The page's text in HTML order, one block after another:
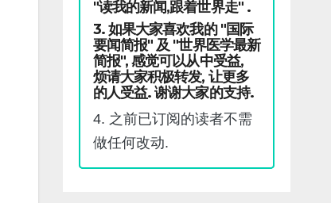
"读我的新闻,跟着世界走" .
3. 如果大家喜欢我的 "国际
要闻简报" 及 "世界医学最新
简报", 感觉可以从中受益,
烦请大家积极转发, 让更多
的人受益. 谢谢大家的支持.
4. 之前已订阅的读者不需
做任何改动.